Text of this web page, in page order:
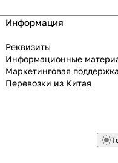
Информация
Реквизиты
Информационные
Маркетинговая поддержка
Перевозки из Китая